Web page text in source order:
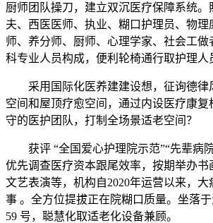
厨师团队操刀，建立双沉医疗保障系统。
夫、西医医师、执业、糊口护理员、物理
师、养分师、厨师、心理学家、社会工
科专业人员构成，便利轮椅通行取护理人
采用国际化医养建建设想，征询德律
空间和屋顶疗愈空间，通过内设医疗康复
守的医护团队，打制全场景适老空间？
获评 “全国爱心护理院示范”“先辈病
优先调查医疗资本跟尾效率，按期举办书
文艺表演等，机构自2020年运营以来，大
事 。全方位提拔正在院糊口质量。坐落
59 号，聪慧化取适老化设备兼顾。